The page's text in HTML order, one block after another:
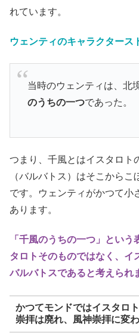
れています。
ウェンティのキャラクタース
当時のウェンティは、北
のうちの一つであった。
つまり、千風とはイスタロト
（バルバトス）はそこから
です。ウェンティがかつて小
あります。
「千風のうちの一つ」とい
タロトそのものではなく、イ
バルバトスであると考えられ
かつてモンドではイスタロ
崇拝は廃れ、風神崇拝に変